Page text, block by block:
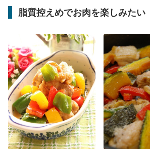
脂質控えめでお肉を楽しみたい